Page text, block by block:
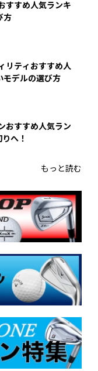
すすめ人気ランキ
方
リティおすすめ人
モデルの選び方
おすすめ人気ラン
へ！
もっと読む